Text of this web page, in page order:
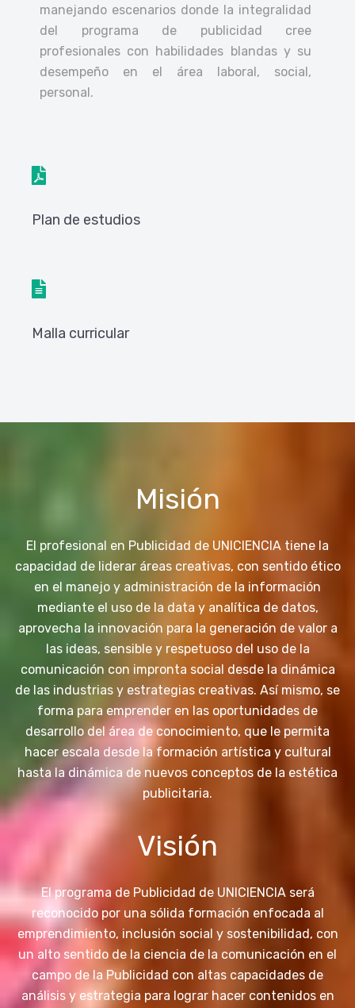
manejando escenarios donde la integralidad
del programa de publicidad cree
profesionales con habilidades blandas y su
desempeño en el área laboral, social,
personal.
Plan de estudios
Malla curricular
Misión
El profesional en Publicidad de UNICIENCIA tiene la
capacidad de liderar áreas creativas, con sentido ético
en el manejo y administración de la información
mediante el uso de la data y analítica de datos,
aprovecha la innovación para la generación de valor a
las ideas, sensible y respetuoso del uso de la
comunicación con impronta social desde la dinámica
de las industrias y estrategias creativas. Así mismo, se
forma para emprender en las oportunidades de
desarrollo del área de conocimiento, que le permita
hacer escala desde la formación artística y cultural
hasta la dinámica de nuevos conceptos de la estética
publicitaria.
Visión
El programa de Publicidad de UNICIENCIA será
reconocido por una sólida formación enfocada al
emprendimiento, inclusión social y sostenibilidad, con
un alto sentido de la ciencia de la comunicación en el
campo de la Publicidad con altas capacidades de
análisis y estrategia para lograr hacer contenidos en